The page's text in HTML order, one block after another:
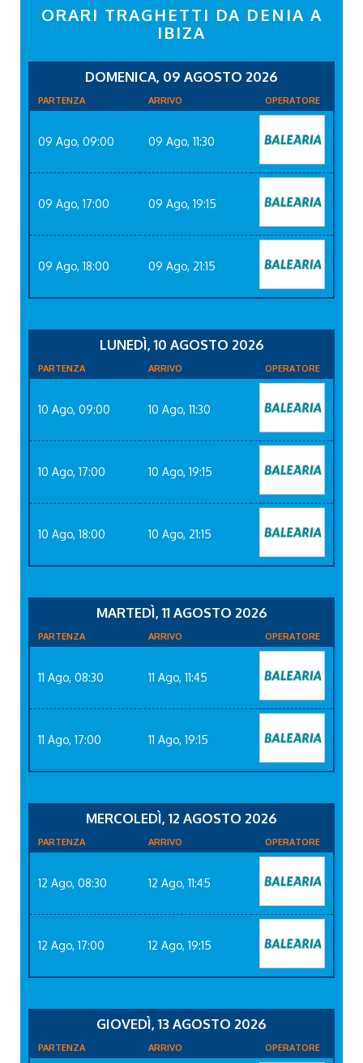
ORARI TRAGHETTI DA DENIA A
IBIZA
DOMENICA, 09 AGOSTO 2026
PARTENZA ARRIVO OPERATORE
09 Ago, 09:00 09 Ago, 11:30
09 Ago, 17:00 09 Ago, 19:15
09 Ago, 18:00 09 Ago, 21:15
LUNEDÌ, 10 AGOSTO 2026
PARTENZA ARRIVO OPERATORE
10 Ago, 09:00 10 Ago, 11:30
10 Ago, 17:00 10 Ago, 19:15
10 Ago, 18:00 10 Ago, 21:15
MARTEDÌ, 11 AGOSTO 2026
PARTENZA ARRIVO OPERATORE
11 Ago, 08:30 11 Ago, 11:45
11 Ago, 17:00 11 Ago, 19:15
MERCOLEDÌ, 12 AGOSTO 2026
PARTENZA ARRIVO OPERATORE
12 Ago, 08:30 12 Ago, 11:45
12 Ago, 17:00 12 Ago, 19:15
GIOVEDÌ, 13 AGOSTO 2026
PARTENZA ARRIVO OPERATORE